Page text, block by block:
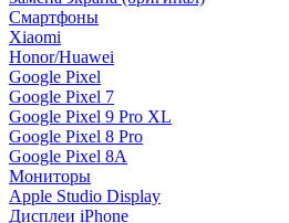
Смартфоны
Xiaomi
Honor/Huawei
Google Pixel
Google Pixel 7
Google Pixel 9 Pro XL
Google Pixel 8 Pro
Google Pixel 8A
Мониторы
Apple Studio Display
Дисплеи iPhone